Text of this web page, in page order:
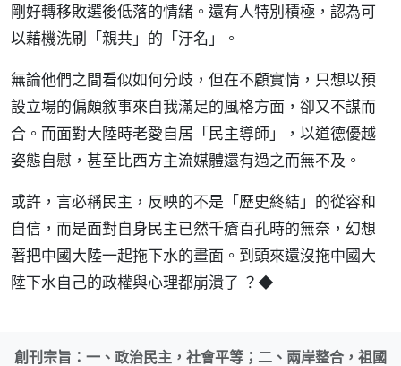
剛好轉移敗選後低落的情緒。還有人特別積極，認為可
以藉機洗刷「親共」的「汙名」。
無論他們之間看似如何分歧，但在不顧實情，只想以預
設立場的偏頗敘事來自我滿足的風格方面，卻又不謀而
合。而面對大陸時老愛自居「民主導師」，以道德優越
姿態自慰，甚至比西方主流媒體還有過之而無不及。
或許，言必稱民主，反映的不是「歷史終結」的從容和
自信，而是面對自身民主已然千瘡百孔時的無奈，幻想
著把中國大陸一起拖下水的畫面。到頭來還沒拖中國大
陸下水自己的政權與心理都崩潰了 ？◆
創刊宗旨：一、政治民主，社會平等；二、兩岸整合，祖國